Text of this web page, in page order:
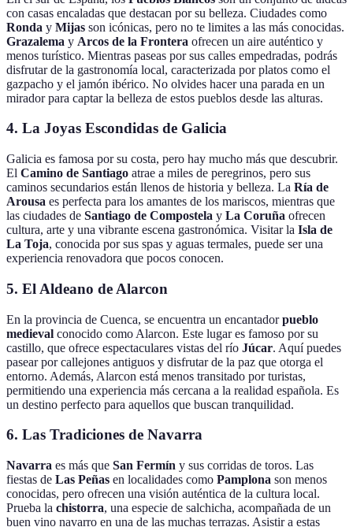
con casas encaladas que destacan por su belleza. Ciudades como
Ronda y Mijas son icónicas, pero no te limites a las más conocidas.
Grazalema y Arcos de la Frontera ofrecen un aire auténtico y
menos turístico. Mientras paseas por sus calles empedradas, podrás
disfrutar de la gastronomía local, caracterizada por platos como el
gazpacho y el jamón ibérico. No olvides hacer una parada en un
mirador para captar la belleza de estos pueblos desde las alturas.
4. La Joyas Escondidas de Galicia
Galicia es famosa por su costa, pero hay mucho más que descubrir.
El Camino de Santiago atrae a miles de peregrinos, pero sus
caminos secundarios están llenos de historia y belleza. La Ría de
Arousa es perfecta para los amantes de los mariscos, mientras que
las ciudades de Santiago de Compostela y La Coruña ofrecen
cultura, arte y una vibrante escena gastronómica. Visitar la Isla de
La Toja, conocida por sus spas y aguas termales, puede ser una
experiencia renovadora que pocos conocen.
5. El Aldeano de Alarcon
En la provincia de Cuenca, se encuentra un encantadorpueblo
medieval conocido como Alarcon. Este lugar es famoso por su
castillo, que ofrece espectaculares vistas del río Júcar. Aquí puedes
pasear por callejones antiguos y disfrutar de la paz que otorga el
entorno. Además, Alarcon está menos transitado por turistas,
permitiendo una experiencia más cercana a la realidad española. Es
un destino perfecto para aquellos que buscan tranquilidad.
6. Las Tradiciones de Navarra
Navarra es más que San Fermín y sus corridas de toros. Las
fiestas de Las Peñas en localidades como Pamplona son menos
conocidas, pero ofrecen una visión auténtica de la cultura local.
Prueba la chistorra, una especie de salchicha, acompañada de un
buen vino navarro en una de las muchas terrazas. Asistir a estas